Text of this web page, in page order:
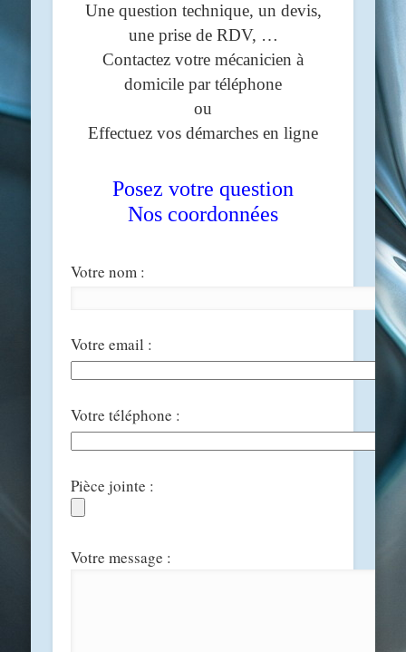
Une question technique, un devis,
une prise de RDV, …
Contactez votre mécanicien à
domicile par téléphone
ou
Effectuez vos démarches en ligne
Posez votre question
Nos coordonnées
Votre nom :
Votre email :
Votre téléphone :
Pièce jointe :
Votre message :